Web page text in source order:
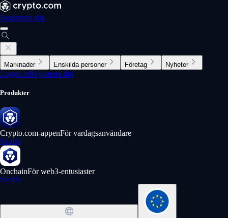
Registrera dig
Marknader Enskilda personer Företag Nyheter
Logga inRegistrera dig
Produkter
Crypto.com-appenFör vardagsanvändare
Skaffa
OnchainFör web3-entusiaster
Skaffa